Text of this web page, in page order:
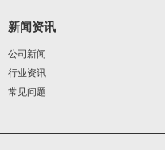
新闻资讯
公司新闻
行业资讯
常见问题